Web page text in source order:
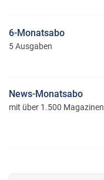
6-Monatsabo
5 Ausgaben
News-Monatsabo
mit über 1.500 Magazinen